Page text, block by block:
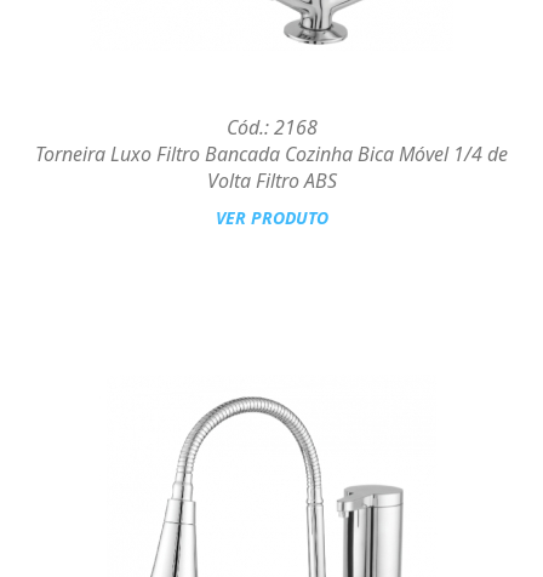
Cód.: 2168
Torneira Luxo Filtro Bancada Cozinha Bica Móvel 1/4 de
Volta Filtro ABS
VER PRODUTO